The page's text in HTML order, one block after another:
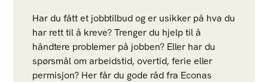
Har du fått et jobbtilbud og er usikker på hva du
har rett til å kreve? Trenger du hjelp til å
håndtere problemer på jobben? Eller har du
spørsmål om arbeidstid, overtid, ferie eller
permisjon? Her får du gode råd fra Econas